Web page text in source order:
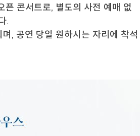
픈 콘서트로, 별도의 사전 예매 없
.
며, 공연 당일 원하시는 자리에 착석